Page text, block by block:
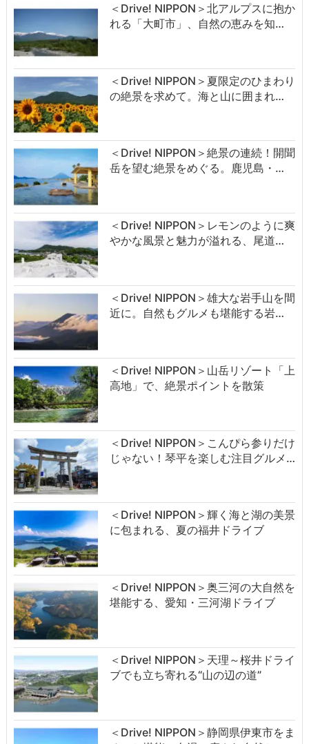
＜Drive! NIPPON＞北アルプスに抱か
れる「大町市」、自然の恵みを知…
＜Drive! NIPPON＞夏限定のひまわり
の絶景を求めて。海と山に囲まれ…
＜Drive! NIPPON＞絶景の連続！開聞
岳を望む絶景をめぐる。鹿児島・…
＜Drive! NIPPON＞レモンのように爽
やかな風景と魅力が溢れる、尾道…
＜Drive! NIPPON＞雄大な岩手山を間
近に。自然もグルメも堪能する岩…
＜Drive! NIPPON＞山岳リゾート「上
高地」で、絶景ポイントを散策
＜Drive! NIPPON＞こんぴら参りだけ
じゃない！琴平を楽しむ注目グルメ…
＜Drive! NIPPON＞輝く海と湖の美景
に包まれる、夏の福井ドライブ
＜Drive! NIPPON＞奥三河の大自然を
堪能する、愛知・三河湖ドライブ
＜Drive! NIPPON＞天理～桜井ドライ
ブでも立ち寄れる“山の辺の道”
＜Drive! NIPPON＞静岡県伊東市をま